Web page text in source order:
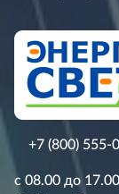
+7 (800) 555-
с 08.00 до